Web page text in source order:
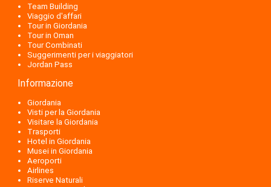
Team Building
Viaggio d'affari
Tour in Giordania
Tour in Oman
Tour Combinati
Suggerimenti per i viaggiatori
Jordan Pass
Informazione
Giordania
Visti per la Giordania
Visitare la Giordania
Trasporti
Hotel in Giordania
Musei in Giordania
Aeroporti
Airlines
Riserve Naturali